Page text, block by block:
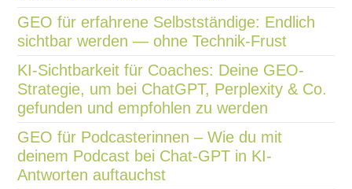
GEO für erfahrene Selbstständige: Endlich
sichtbar werden — ohne Technik-Frust
KI-Sichtbarkeit für Coaches: Deine GEO-
Strategie, um bei ChatGPT, Perplexity & Co.
gefunden und empfohlen zu werden
GEO für Podcasterinnen – Wie du mit
deinem Podcast bei Chat-GPT in KI-
Antworten auftauchst